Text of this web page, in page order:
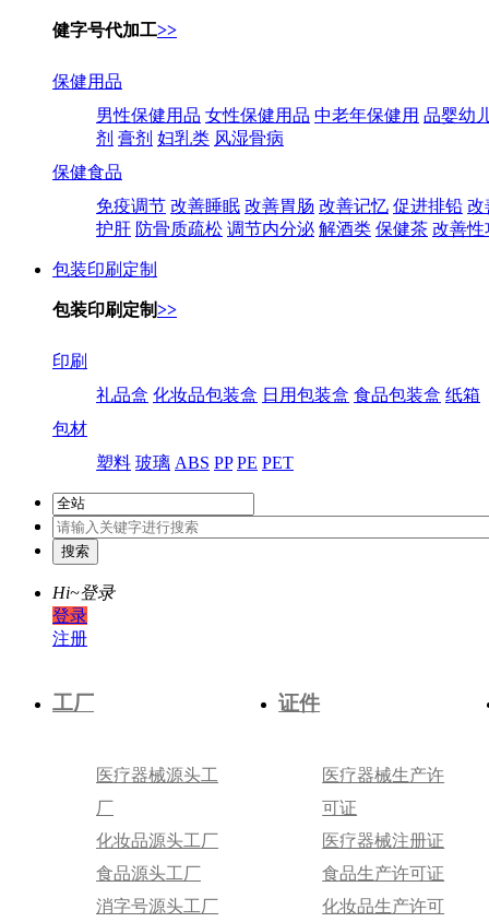
健字号代加工>>
保健用品
男性保健用品 女性保健用品 中老年保健用 品婴幼
剂 膏剂 妇乳类 风湿骨病
保健食品
免疫调节 改善睡眠 改善胃肠 改善记忆 促进排铅 改
护肝 防骨质疏松 调节内分泌 解酒类 保健茶 改善性
包装印刷定制
包装印刷定制>>
印刷
礼品盒 化妆品包装盒 日用包装盒 食品包装盒 纸箱
包材
塑料 玻璃 ABS PP PE PET
Hi~登录
登录
注册
工厂
医疗器械源头工
厂
化妆品源头工厂
食品源头工厂
消字号源头工厂
证件
医疗器械生产许
可证
医疗器械注册证
食品生产许可证
化妆品生产许可